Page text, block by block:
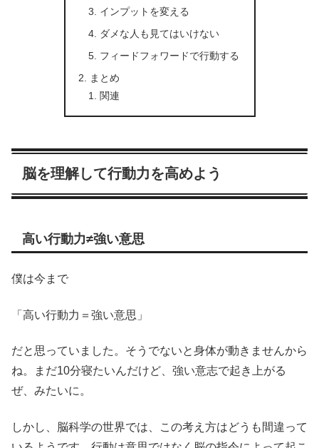
インプットを変える
ダメな人も見てはいけない
フィードフォワードで行動する
まとめ
関連
脳を理解して行動力を高めよう
高い行動力≠強い意思
僕は今まで
「高い行動力＝強い意思」
だと思っていました。そうでないと身体が動きませんから
ね。まだ10分寝たいんだけど、強い意志で起き上がる
ぜ、みたいに。
しかし、脳科学の世界では、この考え方はどうも間違って